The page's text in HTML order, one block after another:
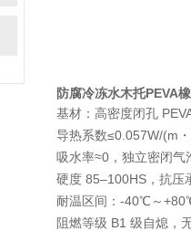
防腐冷冻水木托PEVA
基材：高密度闭孔
导热系数≤0.057W/(m
吸水率≈0 ，独立密闭
硬度 85–100HS，抗压
耐温区间： -40℃～
阻燃等级 B1 级自熄，